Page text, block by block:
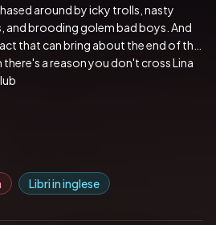
around by icky trolls, nasty
and brooding golem bad boys. And
that can bring about the end of the
there's a reason you don't cross Lina
Libri in inglese